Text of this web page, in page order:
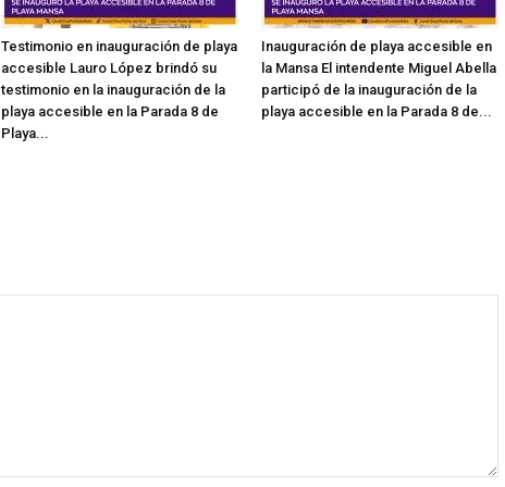
Testimonio en inauguración de playa
accesible Lauro López brindó su
testimonio en la inauguración de la
playa accesible en la Parada 8 de
Playa...
Inauguración de playa accesible en
la Mansa El intendente Miguel Abella
participó de la inauguración de la
playa accesible en la Parada 8 de...